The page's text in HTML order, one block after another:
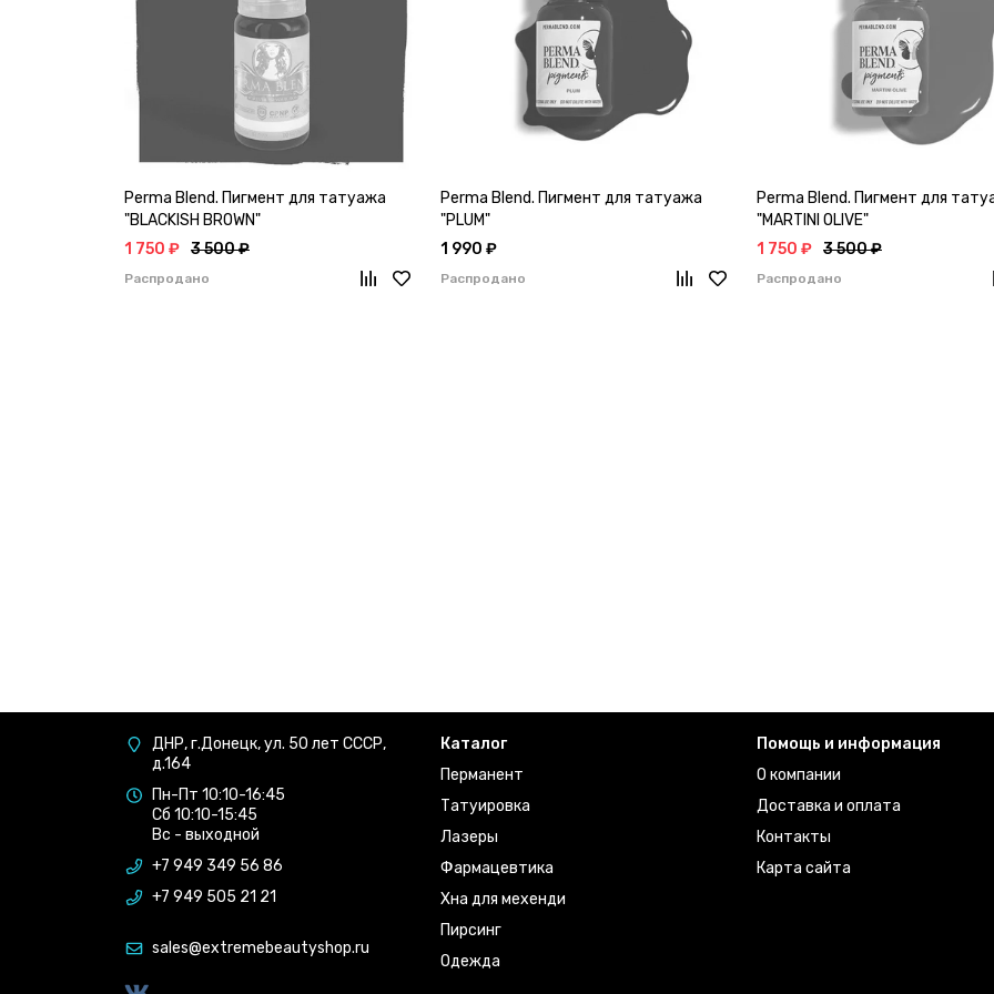
Perma Blend. Пигмент для татуажа
"BLACKISH BROWN"
1 750 ₽ 3 500 ₽
Распродано
Perma Blend. Пигмент для татуажа
"PLUM"
1 990 ₽
Распродано
Perma Blend. Пигмент для
"MARTINI OLIVE"
1 750 ₽ 3 500 ₽
Распродано
ДНР, г.Донецк, ул. 50 лет СССР,
д.164
Пн-Пт 10:10-16:45
Сб 10:10-15:45
Вс - выходной
+7 949 349 56 86
+7 949 505 21 21
sales@extremebeautyshop.ru
Каталог
Перманент
Татуировка
Лазеры
Фармацевтика
Хна для мехенди
Пирсинг
Одежда
Помощь и информация
О компании
Доставка и оплата
Контакты
Карта сайта